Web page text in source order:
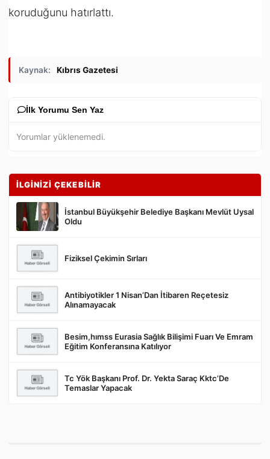
koruduğunu hatırlattı.
Kaynak: Kıbrıs Gazetesi
İlk Yorumu Sen Yaz
Gönder
Yorumlar yüklenemedi.
İLGİNİZİ ÇEKEBİLİR
İstanbul Büyükşehir Belediye Başkanı Mevlüt Uysal
Oldu
Fiziksel Çekimin Sırları
Antibiyotikler 1 Nisan’Dan İtibaren Reçetesiz
Alınamayacak
Besim,hımss Eurasia Sağlık Bilişimi Fuarı Ve Emram
Eğitim Konferansına Katılıyor
Tc Yök Başkanı Prof. Dr. Yekta Saraç Kktc’De
Temaslar Yapacak